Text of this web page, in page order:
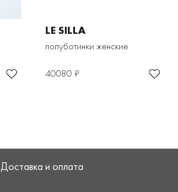
LE SILLA
полуботинки женские
40080 ₽
Доставка и оплата